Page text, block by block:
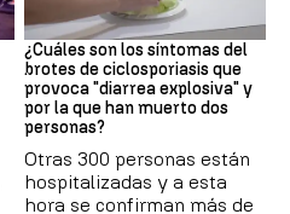
Brote
¿Cuáles son los síntomas del
brotes de ciclosporiasis que
provoca "diarrea explosiva" y
por la que han muerto dos
personas?
Otras 300 personas están
hospitalizadas y a esta
hora se confirman más de